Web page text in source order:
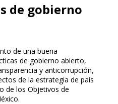
de gobierno
de una buena
de gobierno abierto,
y anticorrupción,
de la estrategia de país
de los Objetivos de